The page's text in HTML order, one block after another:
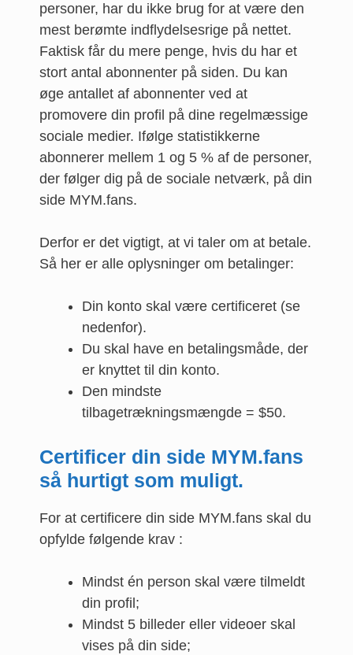
personer, har du ikke brug for at være den
mest berømte indflydelsesrige på nettet.
Faktisk får du mere penge, hvis du har et
stort antal abonnenter på siden. Du kan
øge antallet af abonnenter ved at
promovere din profil på dine regelmæssige
sociale medier. Ifølge statistikkerne
abonnerer mellem 1 og 5 % af de personer,
der følger dig på de sociale netværk, på din
side MYM.fans.
Derfor er det vigtigt, at vi taler om at betale.
Så her er alle oplysninger om betalinger:
Din konto skal være certificeret (se
nedenfor).
Du skal have en betalingsmåde, der
er knyttet til din konto.
Den mindste
tilbagetrækningsmængde = $50.
Certificer din side MYM.fans
så hurtigt som muligt.
For at certificere din side MYM.fans skal du
opfylde følgende krav :
Mindst én person skal være tilmeldt
din profil;
Mindst 5 billeder eller videoer skal
vises på din side;